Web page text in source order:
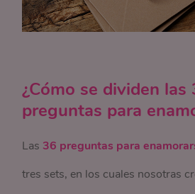
¿Cómo se dividen las
preguntas para
Las 36 preguntas para
tres sets, en los cuales nosotras